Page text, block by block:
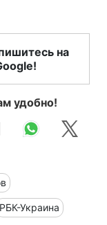
на
удобно!
РБК-Украина